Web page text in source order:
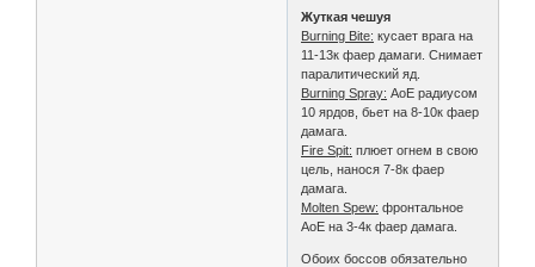
Жуткая чешуя
Burning Bite: кусает врага на
11-13к фаер дамаги. Снимает
паралитический яд.
Burning Spray: АоЕ радиусом
10 ярдов, бьет на 8-10к фаер
дамага.
Fire Spit: плюет огнем в свою
цель, нанося 7-8к фаер
дамага.
Molten Spew: фронтальное
АоЕ на 3-4к фаер дамага.
Обоих боссов обязательно